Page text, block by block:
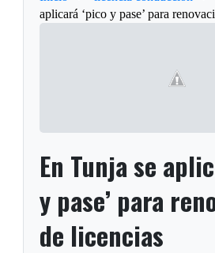
aplicará ‘pico y pase’ para
En Tunja se
y pase’ para
de licencias